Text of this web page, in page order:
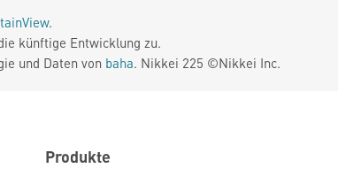
.
künftige Entwicklung zu.
und Daten von baha. Nikkei 225 ©Nikkei Inc.
Produkte